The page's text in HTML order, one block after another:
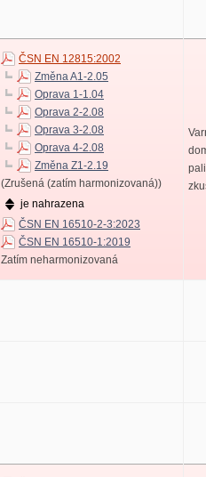
ČSN EN 12815:2002
Změna A1-2.05
Oprava 1-1.04
Oprava 2-2.08
Oprava 3-2.08
Oprava 4-2.08
Změna Z1-2.19
(Zrušená (zatím harmonizovaná))
je nahrazena
ČSN EN 16510-2-3:2023
ČSN EN 16510-1:2019
Zatím neharmonizovaná